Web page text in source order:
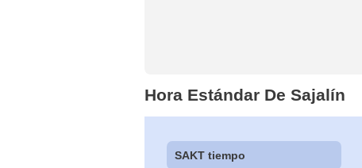
Hora Estándar De Sajalín
SAKT tiempo